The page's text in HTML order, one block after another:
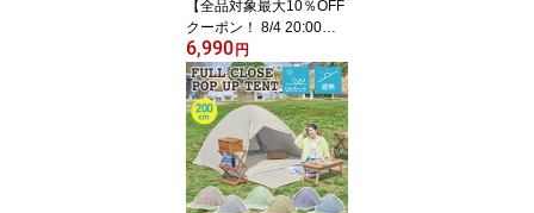
【全品対象最大10％OFF
クーポン！ 8/4 20:00〜8/
11 1:59】ワンタッチタ
ープ2.5m×2.5m UVカッ
ト ベンチレーション付き
頑丈 スチール 簡単設置
EC160201D02 防水 アウ
トドア キャンプ タープ
テント 250cm
6,990円